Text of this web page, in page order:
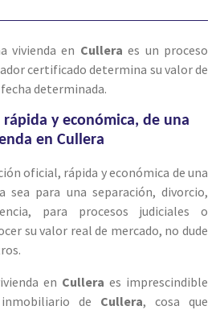
vivienda en Cullera es un proceso
certificado determina su valor de
determinada.
rápida y económica, de una
en Cullera
oficial, rápida y económica de una
sea para una separación, divorcio,
para procesos judiciales o
su valor real de mercado, no dude
en Cullera es imprescindible
de Cullera, cosa que